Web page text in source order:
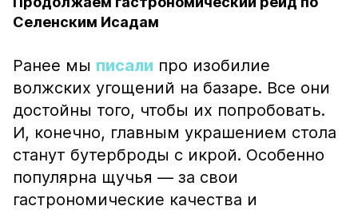
Селенским Исадам
Ранее мы писали про изобилие
волжских угощений на базаре. Все они
достойны того, чтобы их попробовать.
И, конечно, главным украшением стола
станут бутерброды с икрой. Особенно
популярна щучья — за свои
гастрономические качества и